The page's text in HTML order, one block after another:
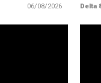
06/08/2026 Delta